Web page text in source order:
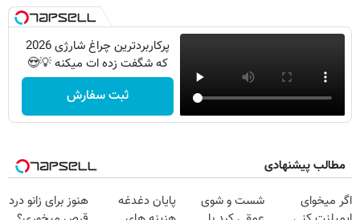
پرکاربردترین چراغ شارژی 2026
که شگفت زده ات میکنه 💡😍
ثبت سفارش
مطالب پیشنهادی
اگر میخوای
شست و شوی
پایان دغدغه
هنوز برای زانو درد